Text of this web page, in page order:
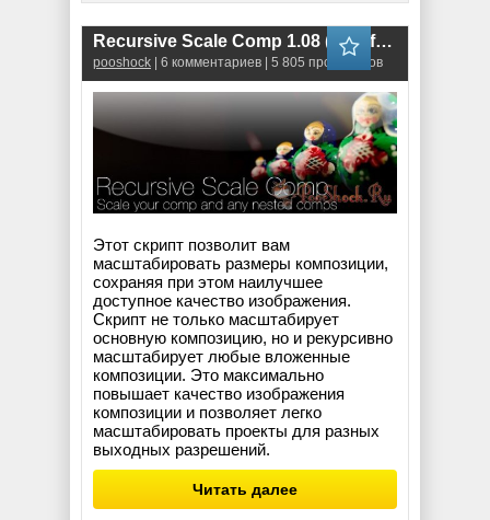
Recursive Scale Comp 1.08 (for After Effects)
pooshock | 6 комментариев | 5 805 просмотров
Этот скрипт позволит вам
масштабировать размеры композиции,
сохраняя при этом наилучшее
доступное качество изображения.
Скрипт не только масштабирует
основную композицию, но и рекурсивно
масштабирует любые вложенные
композиции. Это максимально
повышает качество изображения
композиции и позволяет легко
масштабировать проекты для разных
выходных разрешений.
Читать далее